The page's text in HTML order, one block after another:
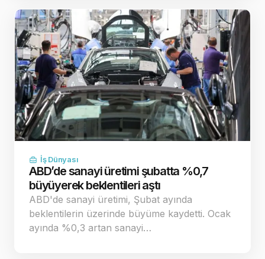
İş Dünyası
ABD’de sanayi üretimi şubatta %0,7
büyüyerek beklentileri aştı
ABD'de sanayi üretimi, Şubat ayında
beklentilerin üzerinde büyüme kaydetti. Ocak
ayında %0,3 artan sanayi…